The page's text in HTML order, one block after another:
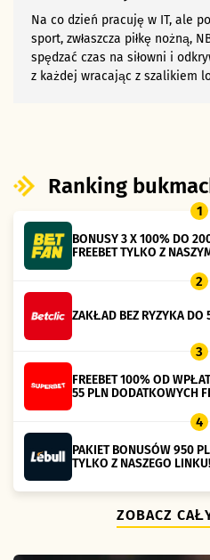
Na co dzień pracuję w IT, ale
sport, zwłaszcza piłkę nożną,
spędzać czas na siłowni i
z każdej wracając z szalikiem
Ranking
1
BONUSY 3 X 100% DO
FREEBET TYLKO Z
2
ZAKŁAD BEZ RYZYKA DO
3
FREEBET 100% OD
55 PLN DODATKOWYCH
4
PAKIET BONUSÓW 950
TYLKO Z NASZEGO LINKU!
ZOBACZ